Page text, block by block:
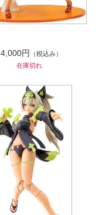
円
（税込み）
在庫切れ